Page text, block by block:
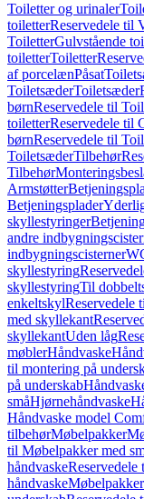
Toiletter og urinaler
toiletterReservedele til
ToiletterGulvstående
toiletterToiletter
af porcelænPåsat
ToiletsæderToiletsæder
børnReservedele til
toiletterReservedele til
børnReservedele til
ToiletsæderTilbehør
Tilbehør
Armstøtter
Betjeningsplader
skyllestyringer
andre
indbygningscisterner
skyllestyring
skyllestyringTil
enkeltskylReservedele
med skyllekant
skyllekantUden låg
møblerHåndvaske
til montering på
på underskab
småHjørnehåndvaske
Håndvaske model
tilbehørMøbelpakker
til Møbelpakker med
håndvaske
håndvaske